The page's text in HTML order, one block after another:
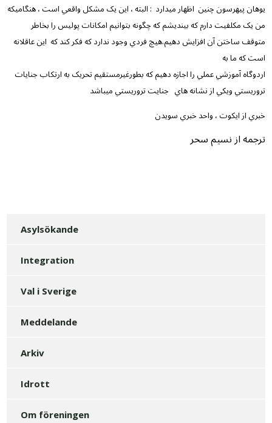
يوهان پيهرسون چنين اظهار ميدارد : البته ، اين يک مشکل واقعي است ، هنگاميکه
من يک مکلفيت دارم که بينديشم که چگونه بتوانيم امکانات پوليس را بخاطر
متوقف ساختن آن افزايش دهيم.هيچ فردي وجود ندارد که فکر کند که اين عاقلانه
است که ما به
اردوگاه آموزشي عملي را اجازه دهيم که بطورغيرمستقيم تحريک به ارتکاب جنايات
تروريستي ويکي از نشانه هاي جنايت تروريستي ميباشد
خبري از ايکوت ، واحد خبري سويدن
ترجمه از نسيم سحر
Asylsökande
Integration
Val i Sverige
Meddelande
Arkiv
Idrott
Om föreningen